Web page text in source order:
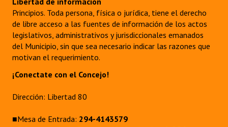
Principios. Toda persona, física o jurídica, tiene el derecho
de libre acceso a las fuentes de información de los actos
legislativos, administrativos y jurisdiccionales emanados
del Municipio, sin que sea necesario indicar las razones que
motivan el requerimiento.
¡Conectate con el Concejo!
Dirección: Libertad 80
■Mesa de Entrada: 294-4143579